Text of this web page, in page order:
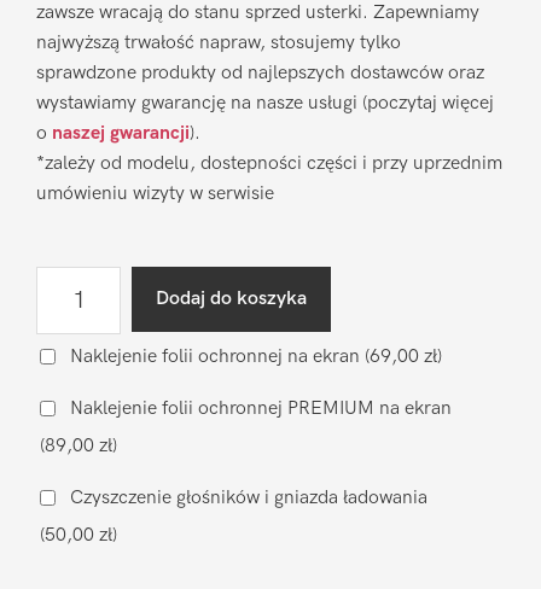
zawsze wracają do stanu sprzed usterki. Zapewniamy
najwyższą trwałość napraw, stosujemy tylko
sprawdzone produkty od najlepszych dostawców oraz
wystawiamy gwarancję na nasze usługi (poczytaj więcej
o naszej gwarancji).
*zależy od modelu, dostepności części i przy uprzednim
umówieniu wizyty w serwisie
szkiełka
Motorola
Moto
G100
Dodaj do koszyka
Naklejenie folii ochronnej na ekran (69,00 zł)
Naklejenie folii ochronnej PREMIUM na ekran
(89,00 zł)
Czyszczenie głośników i gniazda ładowania
(50,00 zł)